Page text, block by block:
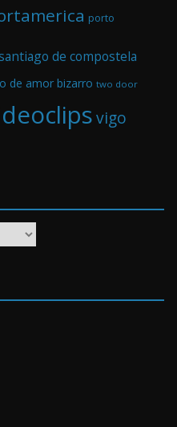
porto
de compostela
de amor bizarro two door
vigo